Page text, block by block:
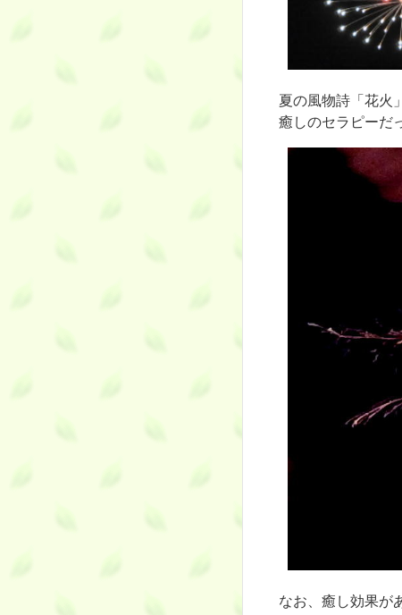
夏の風物詩「花火
癒しのセラピーだ
なお、癒し効果が